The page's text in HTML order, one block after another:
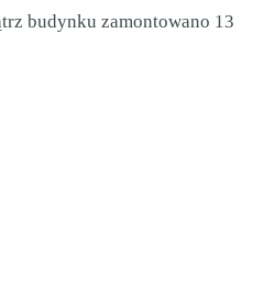
budynku zamontowano 13